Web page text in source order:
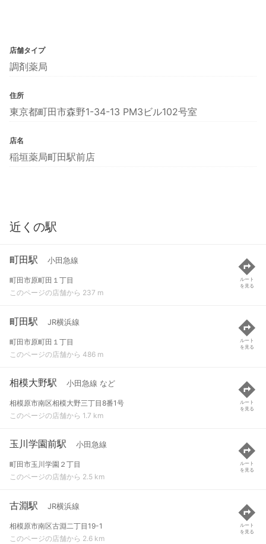
店舗タイプ
調剤薬局
住所
東京都町田市森野1-34-13 PM3ビル102号室
店名
稲垣薬局町田駅前店
近くの駅
町田駅 小田急線
町田市原町田１丁目
このページの店舗から 237 m
ルート
を見る
町田駅 JR横浜線
町田市原町田１丁目
このページの店舗から 486 m
ルート
を見る
相模大野駅 小田急線 など
相模原市南区相模大野三丁目8番1号
このページの店舗から 1.7 km
ルート
を見る
玉川学園前駅 小田急線
町田市玉川学園２丁目
このページの店舗から 2.5 km
ルート
を見る
古淵駅 JR横浜線
相模原市南区古淵二丁目19-1
このページの店舗から 2.6 km
ルート
を見る